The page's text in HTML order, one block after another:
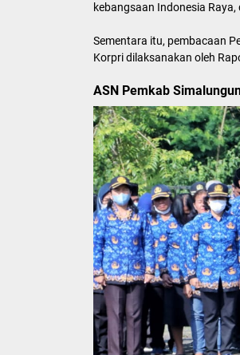
kebangsaan Indonesia
Sementara itu, pembacaan
Korpri dilaksanakan oleh
ASN Pemkab